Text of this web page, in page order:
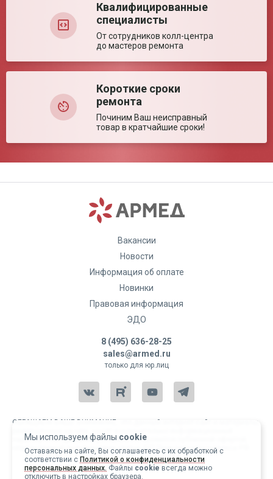
Квалифицированные
специалисты
От сотрудников колл-центра
до мастеров ремонта
Короткие сроки
ремонта
Починим Ваш неисправный
товар в кратчайшие сроки!
Мы используем файлы cookie
Оставаясь на сайте, Вы соглашаетесь с их обработкой с
соответствии с Политикой о конфиденциальности
персональных данных. Файлы cookie всегда можно
отключить в настройках браузера.
Вакансии
Новости
Информация об оплате
Новинки
Правовая информация
ЭДО
8 (495) 636-28-25
sales@armed.ru
только для юр.лиц
ОБРАЩАЕМ ВАШЕ ВНИМАНИЕ, что данный интернет-сайт и материалы,
характер и ни при каких условиях не являются публичной офертой,
определяемой положениями статьи 437 Гражданского кодекса РФ.
Copyright 2004-2026 © Армед